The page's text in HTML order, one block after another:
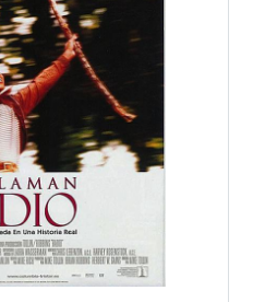
未＞ 出演
（1993） 出演
（1992） 出演
（1991） 出演
（1991） 出演
行く（1988） 出演
1992）＜TV＞ ゲスト